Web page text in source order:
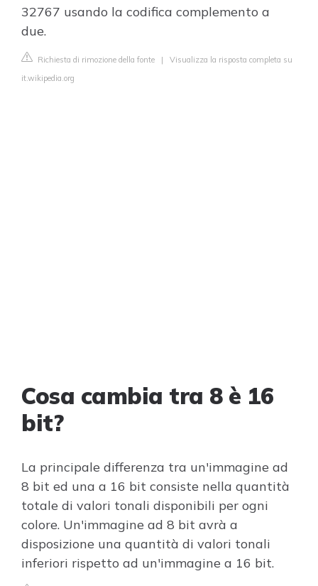
32767 usando la codifica complemento a
due.
Richiesta di rimozione della fonte | Visualizza la risposta completa su
it.wikipedia.org
Cosa cambia tra 8 è 16
bit?
La principale differenza tra un'immagine ad
8 bit ed una a 16 bit consiste nella quantità
totale di valori tonali disponibili per ogni
colore. Un'immagine ad 8 bit avrà a
disposizione una quantità di valori tonali
inferiori rispetto ad un'immagine a 16 bit.